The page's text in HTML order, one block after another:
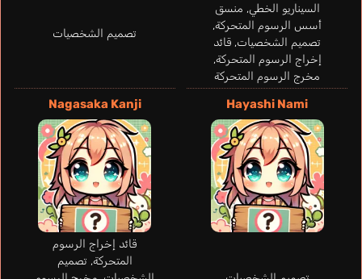
السيناريو الخطي, منسق
أسس الرسوم المتحركة,
تصميم الشخصيات, قائد
إخراج الرسوم المتحركة,
مخرج الرسوم المتحركة
تصميم الشخصيات
Hayashi Nami
Nagasaka Kanji
قائد إخراج الرسوم
المتحركة, تصميم
Vincent-Davis Kira
Gwisdalla Ilena
ألماني